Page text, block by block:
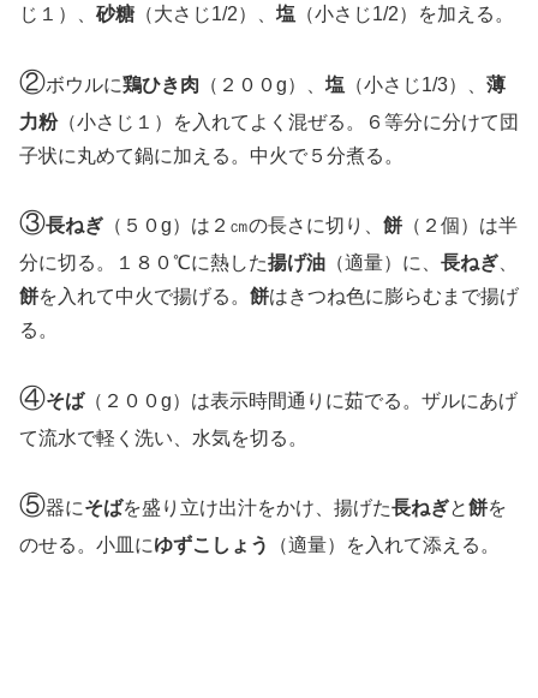
じ１）、 砂糖 （大さじ1/2）、 塩 （小さじ1/2）を加える。
②ボウルに鶏ひき肉 （２００g）、 塩 （小さじ1/3）、 薄
力粉（小さじ１）を入れてよく混ぜる。６等分に分けて団
子状に丸めて鍋に加える。中火で５分煮る。
③長ねぎ （５０g）は２㎝の長さに切り、 餅 （２個）は半
分に切る。１８０℃に熱した揚げ油 （適量）に、 長ねぎ
餅を入れて中火で揚げる。 餅はきつね色に膨らむまで揚げ
る。
④そば（２００g）は表示時間通りに茹でる。ザルにあげ
て流水で軽く洗い、水気を切る。
⑤器にそばを盛り立け出汁をかけ、揚げた長ねぎと餅を
のせる。小皿にゆずこしょう （適量）を入れて添える。